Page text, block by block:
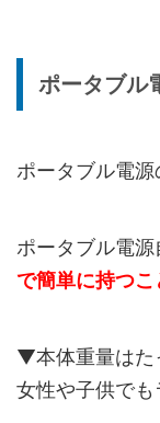
ポータブル
ポータブル電源
ポータブル電源
で簡単に持つこ
▼本体重量はた
女性や子供でも